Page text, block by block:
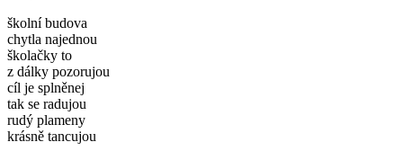
školní budova
chytla najednou
školačky to
z dálky pozorujou
cíl je splněnej
tak se radujou
rudý plameny
krásně tancujou